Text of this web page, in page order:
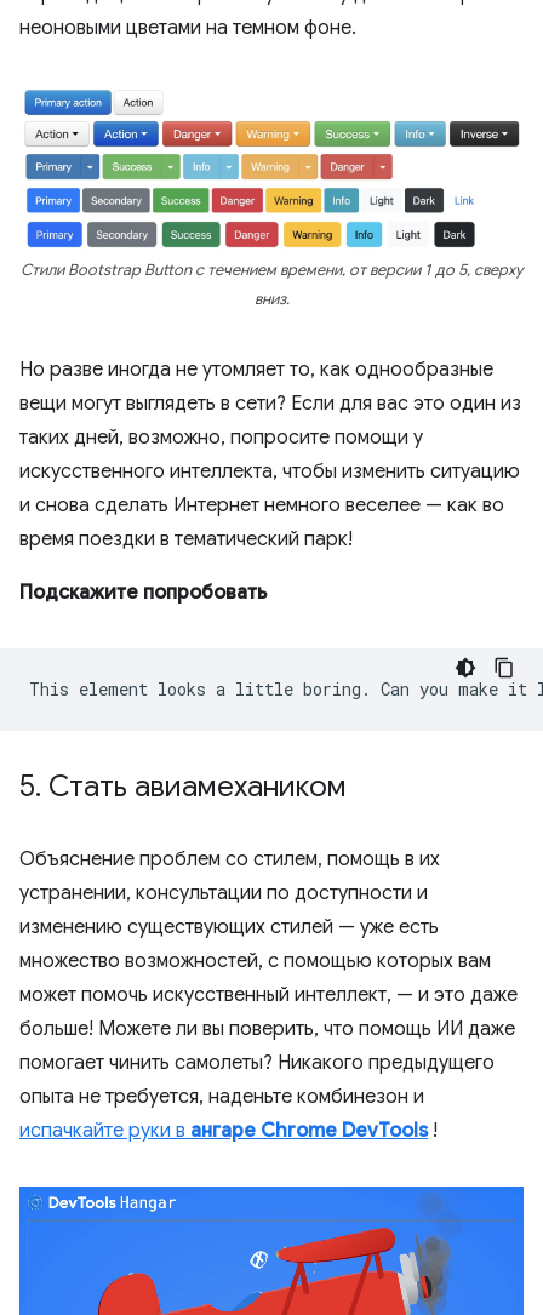
неоновыми цветами на темном фоне.
Стили Bootstrap Button с течением времени, от версии 1 до 5, сверху
вниз.
Но разве иногда не утомляет то, как однообразные
вещи могут выглядеть в сети? Если для вас это один из
таких дней, возможно, попросите помощи у
искусственного интеллекта, чтобы изменить ситуацию
и снова сделать Интернет немного веселее — как во
время поездки в тематический парк!
Подскажите попробовать
5. Стать авиамехаником
Объяснение проблем со стилем, помощь в их
устранении, консультации по доступности и
изменению существующих стилей — уже есть
множество возможностей, с помощью которых вам
может помочь искусственный интеллект, — и это даже
больше! Можете ли вы поверить, что помощь ИИ даже
помогает чинить самолеты? Никакого предыдущего
опыта не требуется, наденьте комбинезон и
испачкайте руки в ангаре Chrome DevTools!